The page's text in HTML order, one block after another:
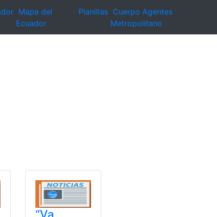
Mapa del
Ecuador
Planillas Cuerpo Agentes
Metropolitano